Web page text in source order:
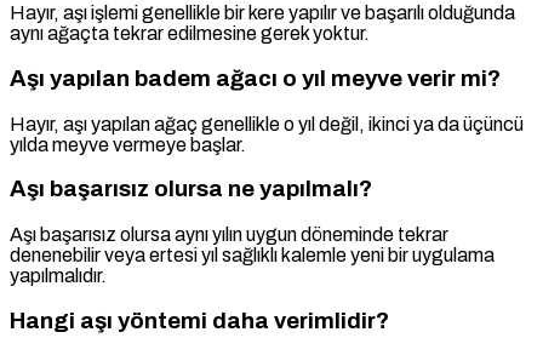
Hayır, aşı işlemi genellikle bir kere yapılır ve başarılı olduğunda
aynı ağaçta tekrar edilmesine gerek yoktur.
Aşı yapılan badem ağacı o yıl meyve verir mi?
Hayır, aşı yapılan ağaç genellikle o yıl değil, ikinci ya da üçüncü
yılda meyve vermeye başlar.
Aşı başarısız olursa ne yapılmalı?
Aşı başarısız olursa aynı yılın uygun döneminde tekrar
denenebilir veya ertesi yıl sağlıklı kalemle yeni bir uygulama
yapılmalıdır.
Hangi aşı yöntemi daha verimlidir?